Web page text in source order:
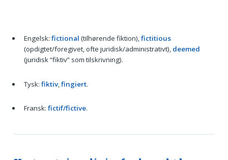
Engelsk: fictional (tilhørende fiktion),fictitious
(opdigtet/foregivet, ofte juridisk/administrativt), deemed
(juridisk “fiktiv” som tilskrivning).
Tysk: fiktiv,fingiert.
Fransk: fictif/fictive.